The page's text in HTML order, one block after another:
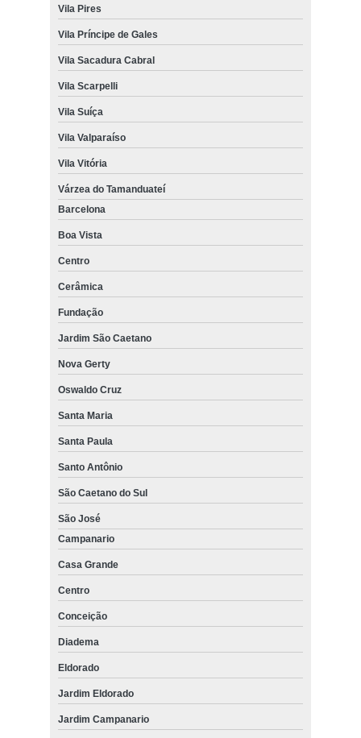
Vila Pires
Vila Príncipe de Gales
Vila Sacadura Cabral
Vila Scarpelli
Vila Suíça
Vila Valparaíso
Vila Vitória
Várzea do Tamanduateí
Barcelona
Boa Vista
Centro
Cerâmica
Fundação
Jardim São Caetano
Nova Gerty
Oswaldo Cruz
Santa Maria
Santa Paula
Santo Antônio
São Caetano do Sul
São José
Campanario
Casa Grande
Centro
Conceição
Diadema
Eldorado
Jardim Eldorado
Jardim Campanario